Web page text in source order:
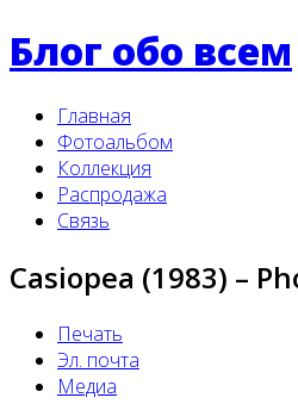
Блог обо всем
Главная
Фотоальбом
Коллекция
Распродажа
Связь
Casiopea (1983) –
Печать
Эл. почта
Медиа